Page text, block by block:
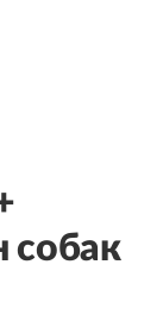
собак